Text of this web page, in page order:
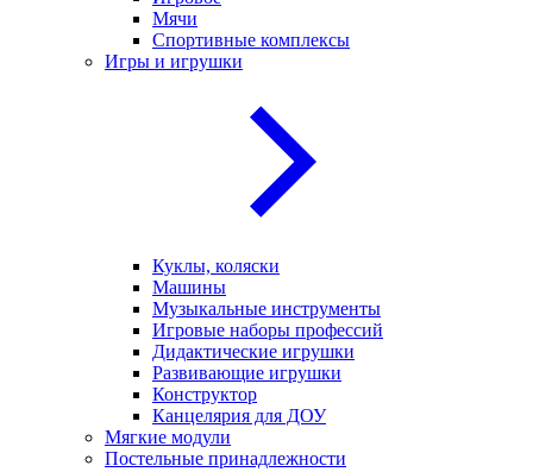
Мячи
Спортивные комплексы
Игры и игрушки
Куклы, коляски
Машины
Музыкальные инструменты
Игровые наборы профессий
Дидактические игрушки
Развивающие игрушки
Конструктор
Канцелярия для ДОУ
Мягкие модули
Постельные принадлежности